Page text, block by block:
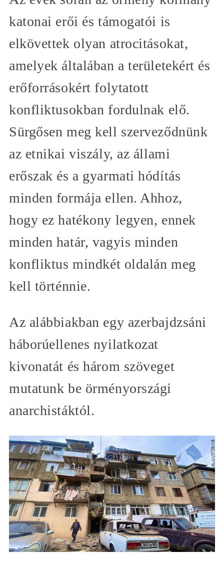
katonai erői és támogatói is
elkövettek olyan atrocitásokat,
amelyek általában a területekért és
erőforrásokért folytatott
konfliktusokban fordulnak elő.
Sürgősen meg kell szerveződnünk
az etnikai viszály, az állami
erőszak és a gyarmati hódítás
minden formája ellen. Ahhoz,
hogy ez hatékony legyen, ennek
minden határ, vagyis minden
konfliktus mindkét oldalán meg
kell történnie.
Az alábbiakban egy azerbajdzsáni
háborúellenes nyilatkozat
kivonatát és három szöveget
mutatunk be örményországi
anarchistáktól.